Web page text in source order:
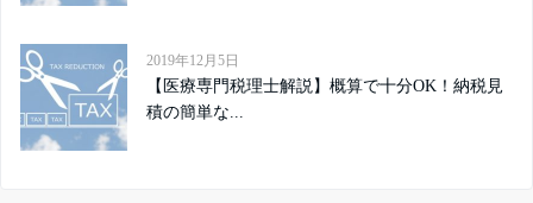
2019年12月5日
【医療専門税理士解説】概算で十分OK！納税見
積の簡単な...